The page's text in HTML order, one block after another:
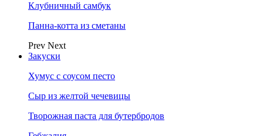
Клубничный самбук
Панна-котта из сметаны
Prev Next
Закуски
Хумус с соусом песто
Сыр из желтой чечевицы
Творожная паста для бутербродов